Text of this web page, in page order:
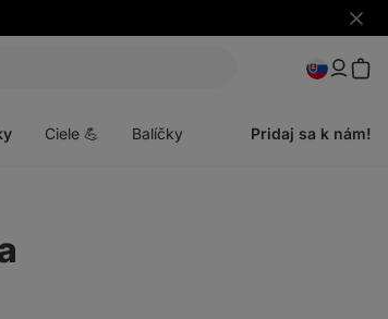
Skryť
Ciele 💪 Balíčky Pridaj sa k nám!